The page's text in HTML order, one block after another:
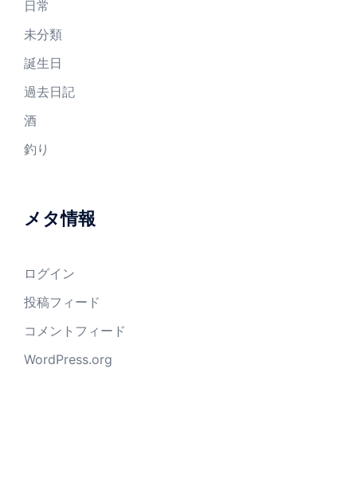
日常
未分類
誕生日
過去日記
酒
釣り
メタ情報
ログイン
投稿フィード
コメントフィード
WordPress.org